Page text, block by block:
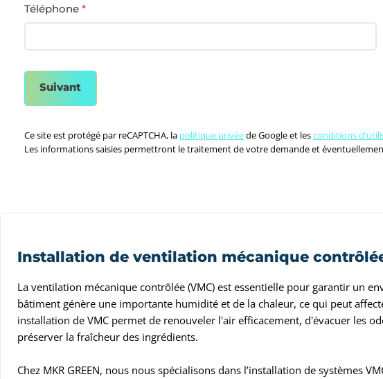
Téléphone*
Suivant
Ce site est protégé par reCAPTCHA, la politique privéede Google et lesconditions
Les informations saisies permettront le traitement de votre demande et
Installation de ventilation mécanique
La ventilation mécanique contrôlée (VMC) est essentielle pour garantir un
bâtiment génère une importante humidité et de la chaleur, ce qui peut
installation de VMC permet de renouveler l'air efficacement, d'évacuer les
préserver la fraîcheur des ingrédients.
Chez MKR GREEN, nous nous spécialisons dans l’installation de systèmes